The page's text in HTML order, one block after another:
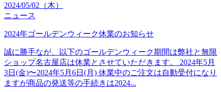
2024/05/02（木）
ニュース
2024年ゴールデンウィーク休業のお知らせ
誠に勝手なが、以下のゴールデンウィーク期間は弊社と無限
ショップ名古屋店は休業とさせていただきます。 2024年5月
3日(金)〜2024年5月6日(月) 休業中のご注文は自動受付になり
ますが商品の発送等の手続きは2024...